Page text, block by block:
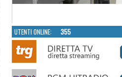
UTENTI ONLINE: 355